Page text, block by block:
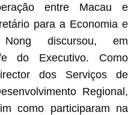
entre Macau e
para a Economia e
discursou, em
do Executivo. Como
dos Serviços de
Regional,
como participaram na